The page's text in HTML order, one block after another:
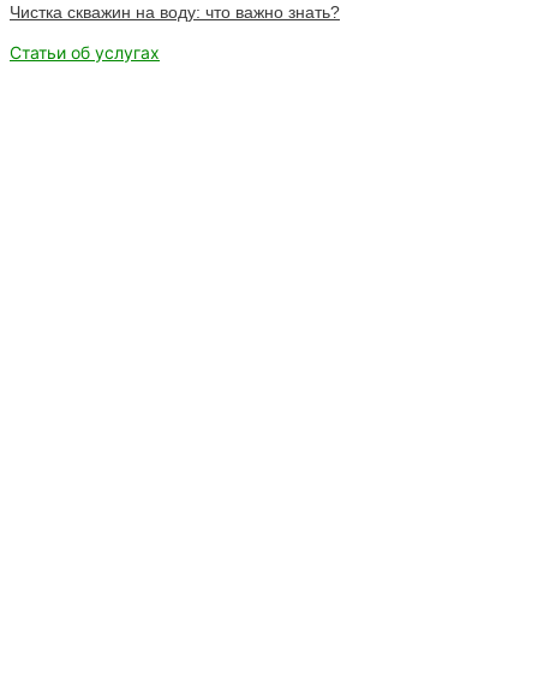
Чистка скважин на воду: что важно знать?
Статьи об услугах